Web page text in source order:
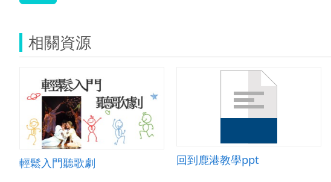
相關資源
輕鬆入門聽歌劇 回到鹿港教學ppt